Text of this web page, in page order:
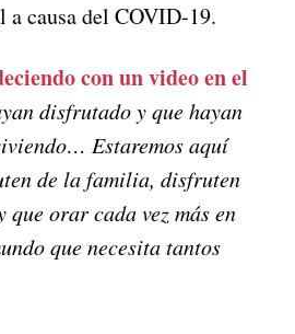
causa del COVID-19.
con un video en el
disfrutado y que hayan
Estaremos aquí
de la familia, disfruten
orar cada vez más en
que necesita tantos